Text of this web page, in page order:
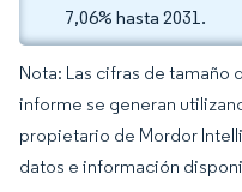
7,06% hasta 2031.
Nota: Las cifras de
informe se generan
propietario de Mordor
datos e información